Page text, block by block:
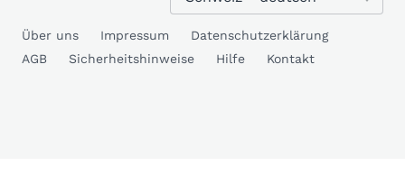
Über uns Impressum
Datenschutzerklärung
AGB
Sicherheitshinweise Hilfe Kontakt